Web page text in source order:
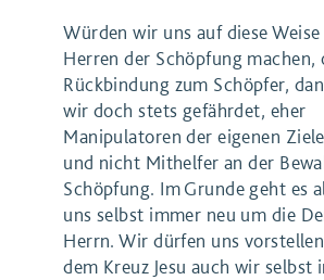
Würden wir uns auf diese Weise
Herren der Schöpfung machen,
Rückbindung zum Schöpfer,
wir doch stets gefährdet, eher
Manipulatoren der eigenen
und nicht Mithelfer an der
Schöpfung. Im Grunde geht es
uns selbst immer neu um die
Herrn. Wir dürfen uns
dem Kreuz Jesu auch wir selbst